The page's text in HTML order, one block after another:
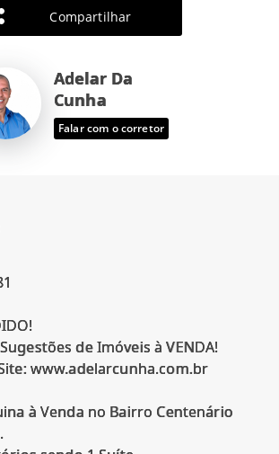
Compartilhar
Adelar Da
Cunha
Falar com o corretor
de Imóveis à VENDA!
www.adelarcunha.com.br
à Venda no Bairro Centenário